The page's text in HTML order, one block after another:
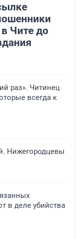
Чите до
раз». Читинец
всегда к
Нижегородцевы
в деле убийства